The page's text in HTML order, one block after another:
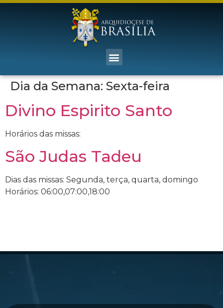
Dia da Semana: Sexta-feira
Divino Espirito Santo
Horários das missas:
São Judas Tadeu
Dias das missas: Segunda, terça, quarta, domingo
Horários: 06:00,07:00,18:00